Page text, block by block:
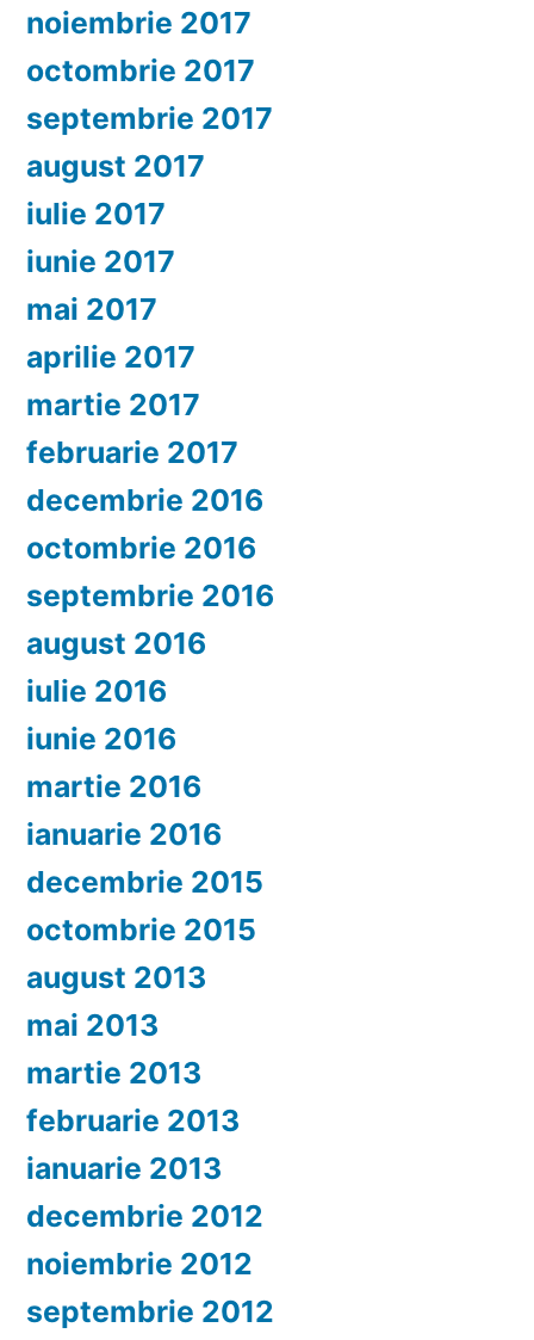
noiembrie 2017
octombrie 2017
septembrie 2017
august 2017
iulie 2017
iunie 2017
mai 2017
aprilie 2017
martie 2017
februarie 2017
decembrie 2016
octombrie 2016
septembrie 2016
august 2016
iulie 2016
iunie 2016
martie 2016
ianuarie 2016
decembrie 2015
octombrie 2015
august 2013
mai 2013
martie 2013
februarie 2013
ianuarie 2013
decembrie 2012
noiembrie 2012
septembrie 2012